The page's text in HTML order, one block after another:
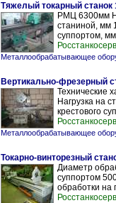
Тяжелый токарный станок
РМЦ 6300мм
станиной, мм
суппортом,
Металлообрабатывающее
Вертикально-фрезерный
Технические
Нагрузка на
крестового
Металлообрабатывающее
Токарно-винторезный
Диаметр
суппортом
обработки на